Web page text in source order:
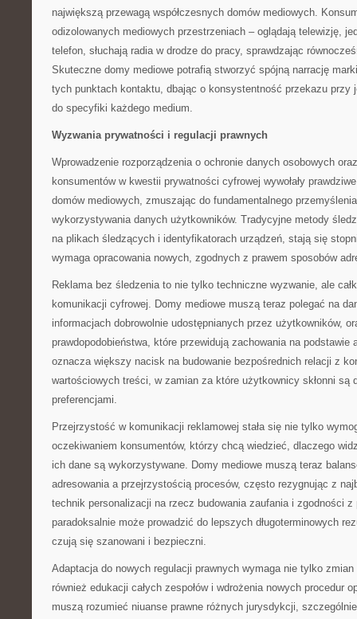
największą przewagą współczesnych domów mediowych.
odizolowanych mediowych przestrzeniach – oglądają telewizję,
telefon, słuchają radia w drodze do pracy, sprawdzając
Skuteczne domy mediowe potrafią stworzyć spójną narrację
tych punktach kontaktu, dbając o konsystentność przekazu przy
do specyfiki każdego medium.
Wyzwania prywatności i regulacji prawnych
Wprowadzenie rozporządzenia o ochronie danych osobowych
konsumentów w kwestii prywatności cyfrowej wywołały
domów mediowych, zmuszając do fundamentalnego
wykorzystywania danych użytkowników. Tradycyjne metody
na plikach śledzących i identyfikatorach urządzeń, stają się
wymaga opracowania nowych, zgodnych z prawem sposobów
Reklama bez śledzenia to nie tylko techniczne wyzwanie, ale
komunikacji cyfrowej. Domy mediowe muszą teraz polegać na
informacjach dobrowolnie udostępnianych przez użytkowników,
prawdopodobieństwa, które przewidują zachowania na podstawie
oznacza większy nacisk na budowanie bezpośrednich relacji z
wartościowych treści, w zamian za które użytkownicy skłonni są
preferencjami.
Przejrzystość w komunikacji reklamowej stała się nie tylko
oczekiwaniem konsumentów, którzy chcą wiedzieć, dlaczego
ich dane są wykorzystywane. Domy mediowe muszą teraz
adresowania a przejrzystością procesów, często rezygnując z
technik personalizacji na rzecz budowania zaufania i zgodności z
paradoksalnie może prowadzić do lepszych długoterminowych
czują się szanowani i bezpieczni.
Adaptacja do nowych regulacji prawnych wymaga nie tylko
również edukacji całych zespołów i wdrożenia nowych procedur
muszą rozumieć niuanse prawne różnych jurysdykcji,